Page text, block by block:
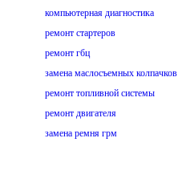
компьютерная диагностика
ремонт стартеров
ремонт гбц
замена маслосъемных колпачков
ремонт топливной системы
ремонт двигателя
замена ремня грм